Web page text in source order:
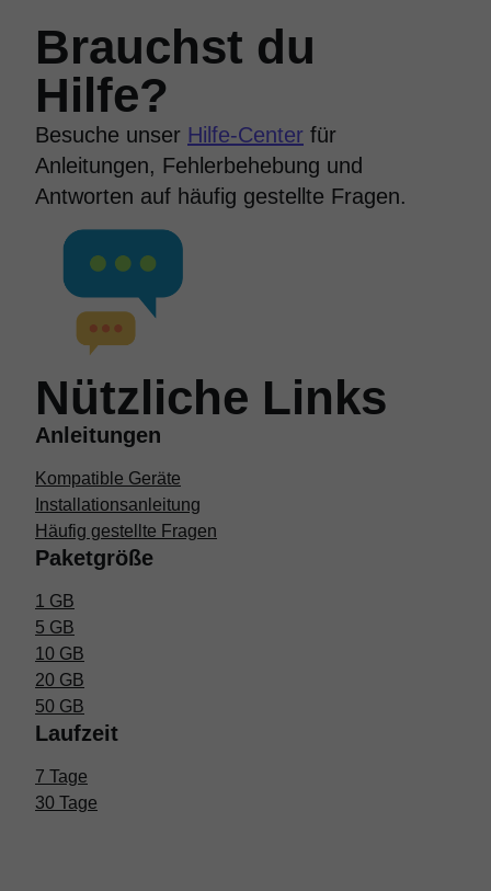
Brauchst du
Hilfe?
Besuche unser Hilfe-Center für
Anleitungen, Fehlerbehebung und
Antworten auf häufig gestellte Fragen.
Nützliche Links
Anleitungen
Kompatible Geräte
Installationsanleitung
Häufig gestellte Fragen
Paketgröße
1 GB
5 GB
10 GB
20 GB
50 GB
Laufzeit
7 Tage
30 Tage